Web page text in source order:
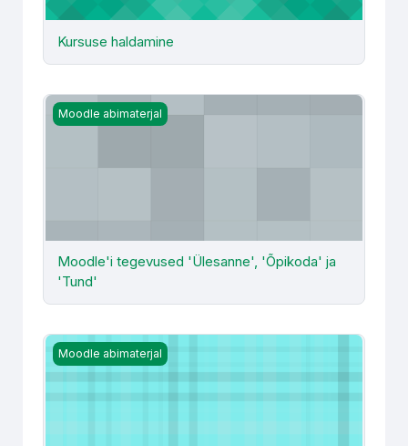
Kursuse haldamine
Moodle'i tegevused 'Ülesanne', 'Õpikoda' ja 'Tund'
Moodle abimaterjal
Moodle'i tegevused 'Ülesanne', 'Õpikoda' ja
'Tund'
Rühmad, rühmitamine ja rühmatöö e-kursusel
Moodle abimaterjal